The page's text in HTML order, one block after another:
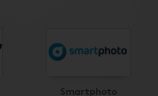
Smartphoto